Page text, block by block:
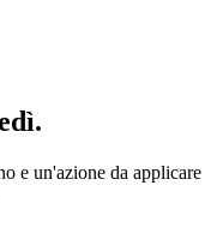
e un'azione da applicare